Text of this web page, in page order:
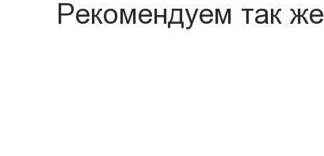
Рекомендуем так же